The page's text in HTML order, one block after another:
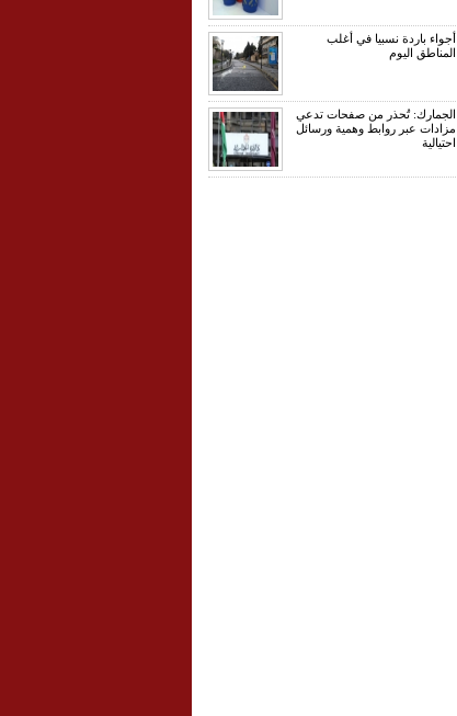
أجواء باردة نسبيا في أغلب
المناطق اليوم
الجمارك: تُحذر من صفحات تدعي
مزادات عبر روابط وهمية ورسائل
احتيالية